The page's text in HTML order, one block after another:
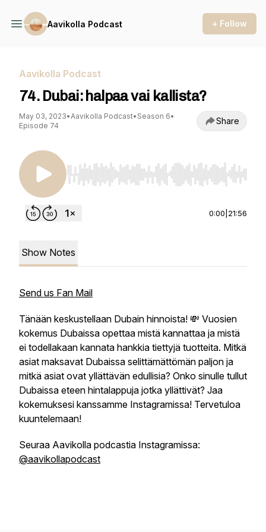
Aavikolla Podcast + Follow
Aavikolla Podcast
74. Dubai: halpaa vai kallista?
May 03, 2023•Aavikolla Podcast• Season 6•
Episode 74
Share
Use Left/Right to seek, Home/End to jump to
0:00 21:56
Show Notes
Send us Fan Mail
Tänään keskustellaan Dubain hinnoista! 💸 Vuosien
kokemus Dubaissa opettaa mistä kannattaa ja mistä
ei todellakaan kannata hankkia tiettyjä tuotteita. Mitkä
asiat maksavat Dubaissa selittämättömän paljon ja
mitkä asiat ovat yllättävän edullisia? Onko sinulle tullut
Dubaissa eteen hintalappuja jotka yllättivät? Jaa
kokemuksesi kanssamme Instagramissa! Tervetuloa
kuuntelemaan!
Seuraa Aavikolla podcastia Instagramissa:
@aavikollapodcast